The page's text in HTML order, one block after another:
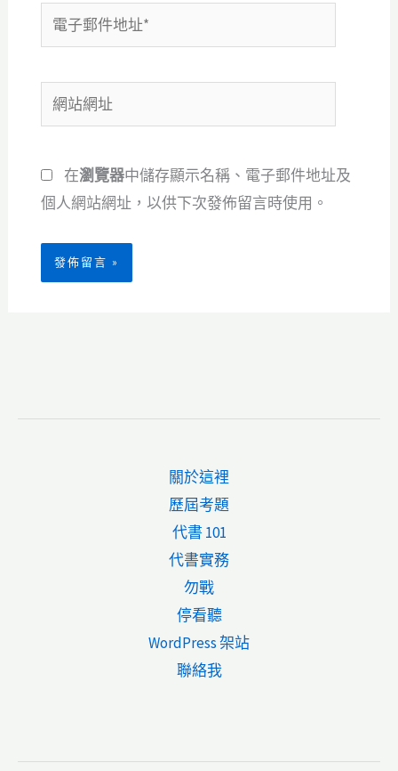
電
子
件
地
*
網
站
址
在瀏覽器中儲存顯示名稱、電子郵件地址及
個人網站網址，以供下次發佈留言時使用。
關於這裡
歷屆考題
代書 101
代書實務
勿戰
停看聽
WordPress 架站
聯絡我